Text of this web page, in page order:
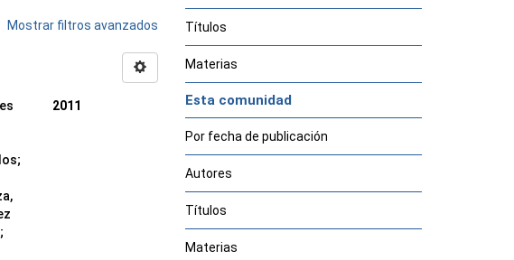
Mostrar filtros avanzados
;
;
2011
Títulos
Materias
Esta comunidad
Por fecha de publicación
Autores
Títulos
Materias